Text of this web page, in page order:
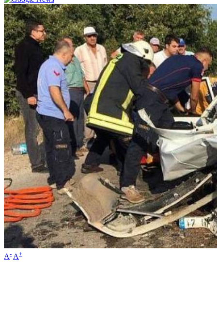
A- A+